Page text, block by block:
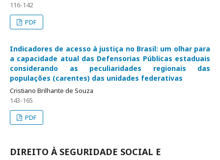
116-142
PDF
Indicadores de acesso à justiça no Brasil: um olhar para
a capacidade atual das Defensorias Públicas estaduais
considerando as peculiaridades regionais das
populações (carentes) das unidades federativas
Cristiano Brilhante de Souza
143-165
PDF
DIREITO À SEGURIDADE SOCIAL E